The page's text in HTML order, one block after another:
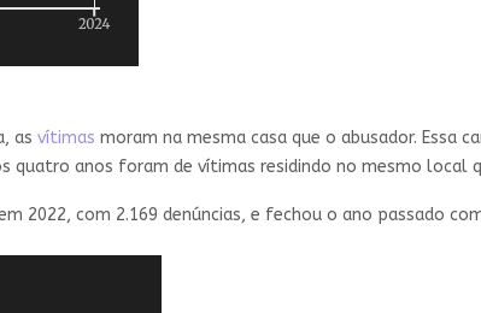
as vítimas moram na mesma casa que o abusador. Essa
quatro anos foram de vítimas residindo no mesmo local
2022, com 2.169 denúncias, e fechou o ano passado